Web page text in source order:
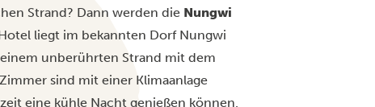
Strand? Dann werden die Nungwi
liegt im bekannten Dorf Nungwi
unberührten Strand mit dem
sind mit einer Klimaanlage
eine kühle Nacht genießen können.